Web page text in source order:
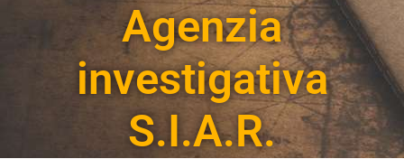
Agenzia
investigativa
S.I.A.R.